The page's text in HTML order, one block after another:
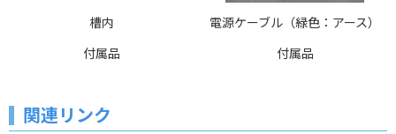
槽内
電源ケーブル（緑色：アース）
付属品
付属品
関連リンク